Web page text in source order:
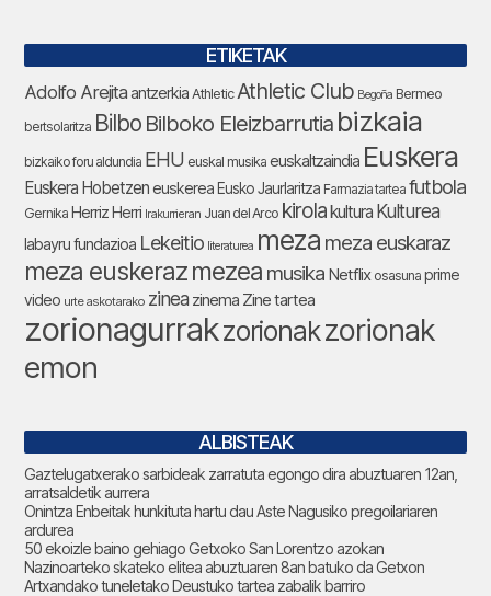
ETIKETAK
Adolfo Arejitaantzerkia Athletic Athletic Club Begoña Bermeo
bertsolaritza Bilbo Bilboko Eleizbarrutia bizkaia
bizkaiko foru aldundia EHU euskal musika euskaltzaindia Euskera
Euskera Hobetzeneuskerea Eusko Jaurlaritza Farmazia tartea futbola
Gernika Herriz Herri Irakurrieran Juan del Arco kirolakultura Kulturea
labayru fundazioa Lekeitio literaturea meza meza euskaraz
meza euskerazmezea musika Netflix osasuna prime
video urte askotarako zinea zinema Zine tartea
zorionagurrakzorionakzorionak
emon
ALBISTEAK
Gaztelugatxerako sarbideak zarratuta egongo dira abuztuaren 12an,
arratsaldetik aurrera
Onintza Enbeitak hunkituta hartu dau Aste Nagusiko pregoilariaren
ardurea
50 ekoizle baino gehiago Getxoko San Lorentzo azokan
Nazinoarteko skateko elitea abuztuaren 8an batuko da Getxon
Artxandako tuneletako Deustuko tartea zabalik barriro